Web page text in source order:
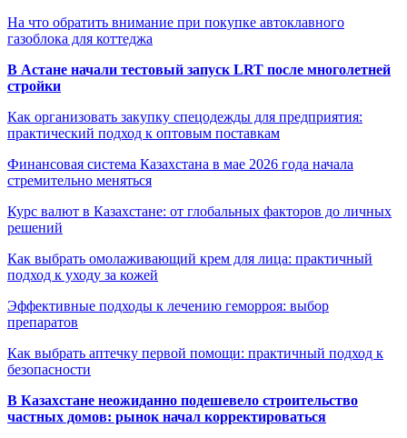
На что обратить внимание при покупке автоклавного
газоблока для коттеджа
В Астане начали тестовый запуск LRT после многолетней
стройки
Как организовать закупку спецодежды для предприятия:
практический подход к оптовым поставкам
Финансовая система Казахстана в мае 2026 года начала
стремительно меняться
Курс валют в Казахстане: от глобальных факторов до личных
решений
Как выбрать омолаживающий крем для лица: практичный
подход к уходу за кожей
Эффективные подходы к лечению геморроя: выбор
препаратов
Как выбрать аптечку первой помощи: практичный подход к
безопасности
В Казахстане неожиданно подешевело строительство
частных домов: рынок начал корректироваться